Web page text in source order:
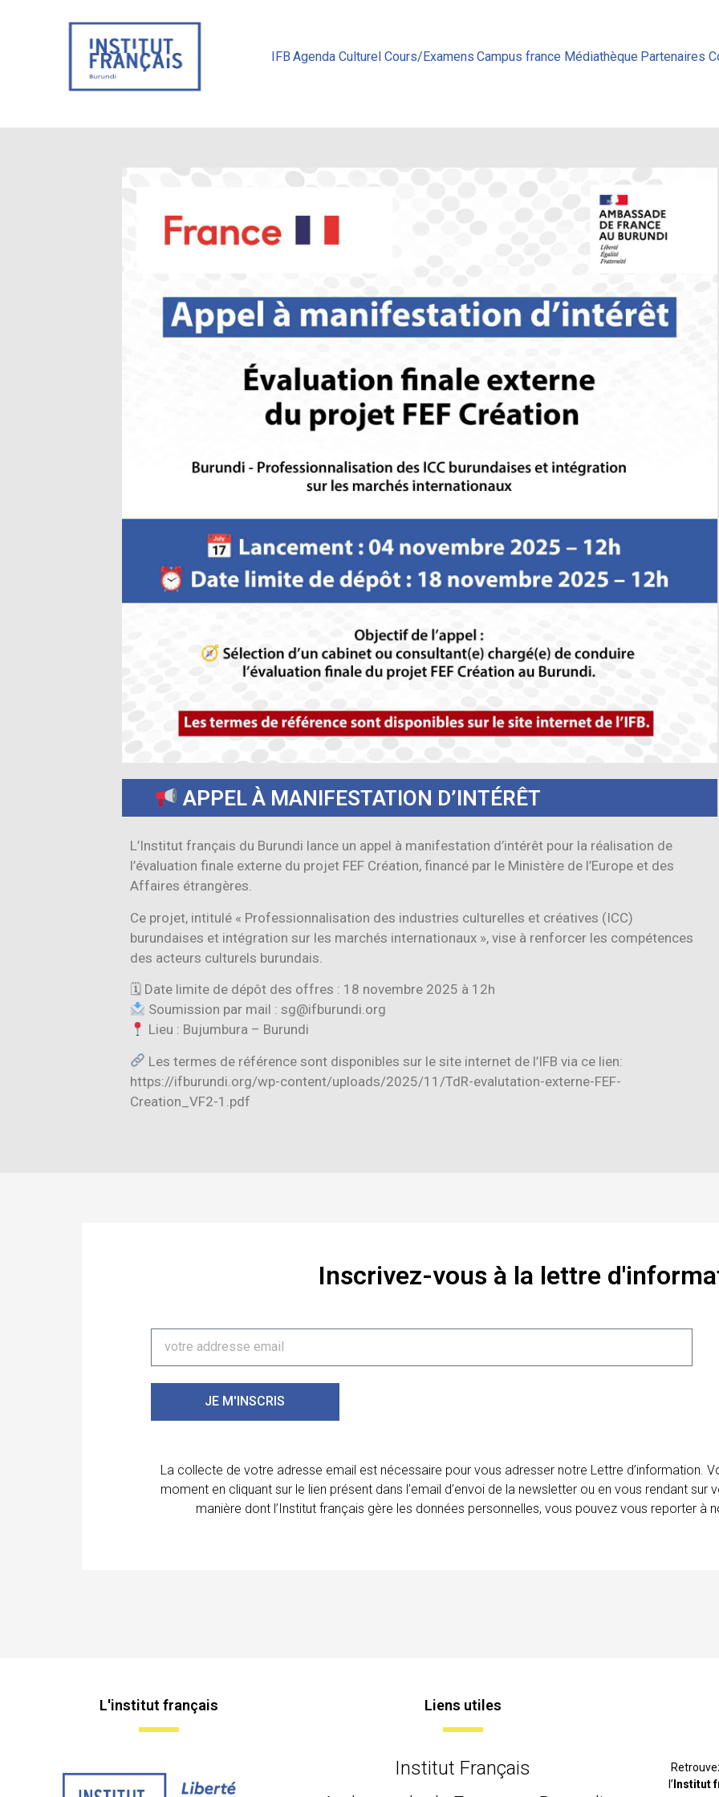
IFB Agenda Culturel Cours/Examens Campus france Médiathèque Partenaires
APPEL À MANIFESTATION D’INTÉRÊT
L’Institut français du Burundi lance un appel à manifestation d’intérêt pour la réalisation de
l’évaluation finale externe du projet FEF Création, financé par le Ministère de l’Europe et des
Affaires étrangères.
Ce projet, intitulé « Professionnalisation des industries culturelles et créatives (ICC)
burundaises et intégration sur les marchés internationaux », vise à renforcer les compétences
des acteurs culturels burundais.
🗓 Date limite de dépôt des offres : 18 novembre 2025 à 12h
Soumission par mail : sg@ifburundi.org
Lieu : Bujumbura – Burundi
Les termes de référence sont disponibles sur le site internet de l’IFB via ce lien:
https://ifburundi.org/wp-content/uploads/2025/11/TdR-evalutation-externe-FEF-
Creation_VF2-1.pdf
Inscrivez-vous à la lettre
JE M'INSCRIS
La collecte de votre adresse email est nécessaire pour vous adresser notre Lettre d’information.
moment en cliquant sur le lien présent dans l’email d’envoi de la newsletter ou en vous rendant
manière dont l’Institut français gère les données personnelles, vous pouvez vous reporter à
L'institut français Liens utiles
Institut Français
l’ Institut